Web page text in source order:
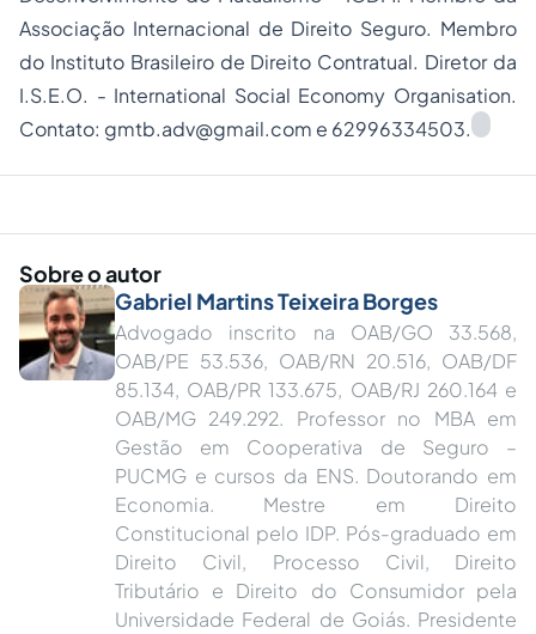
Associação Internacional de Direito Seguro. Membro
do Instituto Brasileiro de Direito Contratual. Diretor da
I.S.E.O. - International Social Economy Organisation.
Contato: gmtb.adv@gmail.com e 62996334503.
Sobre o autor
Gabriel Martins Teixeira Borges
Advogado inscrito na OAB/GO 33.568,
OAB/PE 53.536, OAB/RN 20.516, OAB/DF
85.134, OAB/PR 133.675, OAB/RJ 260.164 e
OAB/MG 249.292. Professor no MBA em
Gestão em Cooperativa de Seguro –
PUCMG e cursos da ENS. Doutorando em
Economia. Mestre em Direito
Constitucional pelo IDP. Pós-graduado em
Direito Civil, Processo Civil, Direito
Tributário e Direito do Consumidor pela
Universidade Federal de Goiás. Presidente